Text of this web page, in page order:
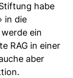
habe
in die
ein
RAG in einer
aber